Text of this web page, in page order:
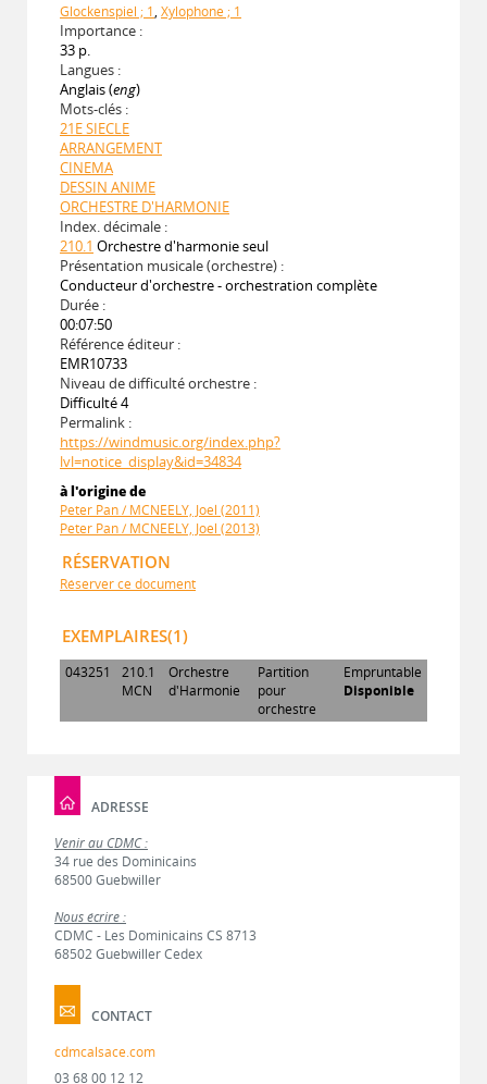
Glockenspiel ; 1, Xylophone ; 1
Importance :
33 p.
Langues :
Anglais (eng)
Mots-clés :
21E SIECLE
ARRANGEMENT
CINEMA
DESSIN ANIME
ORCHESTRE D'HARMONIE
Index. décimale :
210.1 Orchestre d'harmonie seul
Présentation musicale (orchestre) :
Conducteur d'orchestre - orchestration complète
Durée :
00:07:50
Référence éditeur :
EMR10733
Niveau de difficulté orchestre :
Difficulté 4
Permalink :
https://windmusic.org/index.php?
lvl=notice_display&id=34834
à l'origine de
Peter Pan / MCNEELY, Joel (2011)
Peter Pan / MCNEELY, Joel (2013)
RÉSERVATION
Réserver ce document
EXEMPLAIRES(1)
043251
210.1
MCN
Orchestre
d'Harmonie
Partition
pour
orchestre
Empruntable
Disponible
ADRESSE
Venir au CDMC :
34 rue des Dominicains
68500 Guebwiller
Nous écrire :
CDMC - Les Dominicains CS 8713
68502 Guebwiller Cedex
CONTACT
cdmcalsace.com
03 68 00 12 12